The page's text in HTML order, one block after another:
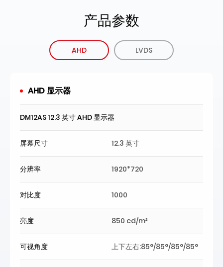
产品参数
AHD LVDS
AHD 显示器
DM12AS 12.3 英寸 AHD 显示器
屏幕尺寸 12.3 英寸
分辨率 1920*720
对比度 1000
亮度 850 cd/m²
可视角度 上下左右:85°/85°/85°/85°